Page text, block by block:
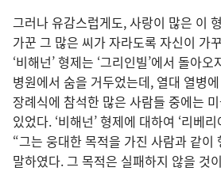
그러나 유감스럽게도, 사랑이 많은 이
가꾼 그 많은 씨가 자라도록 자신이 가
‘비해넌’ 형제는 ‘그리인빌’에서 돌아
병원에서 숨을 거두었는데, 열대 열병
장례식에 참석한 많은 사람들 중에는
있었다. ‘비해넌’ 형제에 대하여 ‘리베
“그는 웅대한 목적을 가진 사람과 같이
말하였다. 그 목적은 실패하지 않을 것